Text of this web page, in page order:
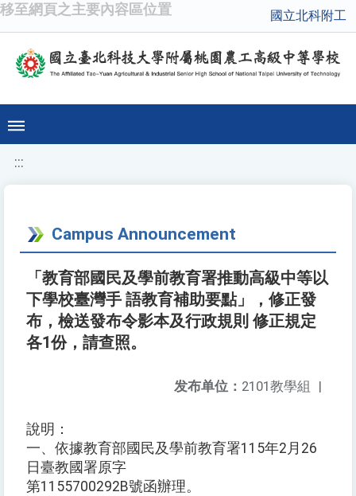
移至網頁之主要內容區位置 國立北科附工
:::
Campus Announcement
「教育部國民及學前教育署推動高級中等以
下學校臺灣手 語教育補助要點」，修正發
布，檢送發布令影本及行政規則 修正規定
各1份，請查照。
发布单位： 2101教學組 |
說明：
一、依據教育部國民及學前教育署115年2月26
日臺教國署原字
第1155700292B號函辦理。